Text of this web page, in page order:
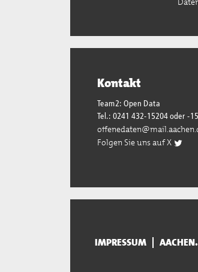
Kontakt
Team2: Open Data
Tel.: 0241 432-15204 oder -
Folgen Sie uns auf X
IMPRESSUM